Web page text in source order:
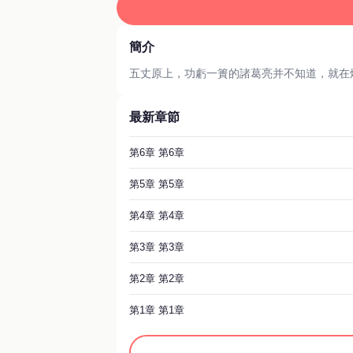
簡介
五丈原上，功虧一簣的諸葛亮并不知道，就
最新章節
第6章 第6章
第5章 第5章
第4章 第4章
第3章 第3章
第2章 第2章
第1章 第1章